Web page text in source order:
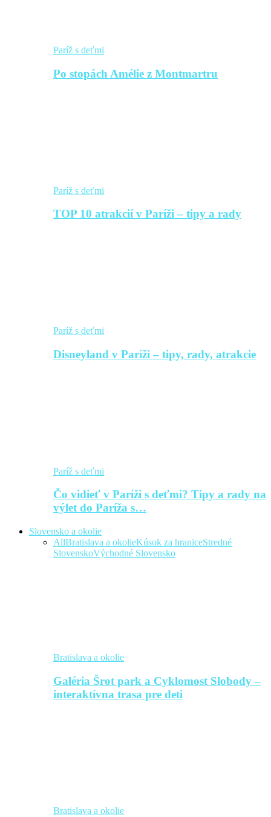
Paríž s deťmi
Po stopách Amélie z Montmartru
Paríž s deťmi
TOP 10 atrakcií v Paríži – tipy a rady
Paríž s deťmi
Disneyland v Paríži – tipy, rady, atrakcie
Paríž s deťmi
Čo vidieť v Paríži s deťmi? Tipy a rady na
výlet do Paríža s…
Slovensko a okolie
AllBratislava a okolieKúsok za hraniceStredné
SlovenskoVýchodné Slovensko
Bratislava a okolie
Galéria Šrot park a Cyklomost Slobody –
interaktívna trasa pre deti
Bratislava a okolie